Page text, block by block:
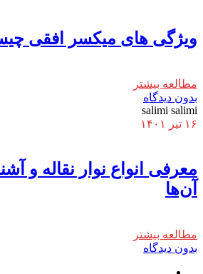
ویژگی های میکسر افقی
مطالعه بیشتر
بدون دیدگاه
salimi salimi
۱۶ تیر ۱۴۰۱
معرفی انواع نوار نقاله و
آن‌ها
مطالعه بیشتر
بدون دیدگاه